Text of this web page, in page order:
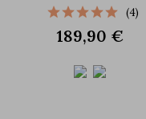
(4)
189,90 €